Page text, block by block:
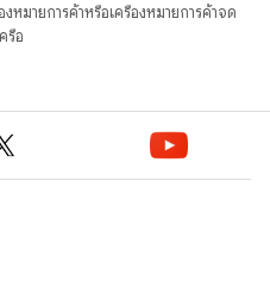
หมายการค้าหรือเครื่องหมายการค้าจด
รือ